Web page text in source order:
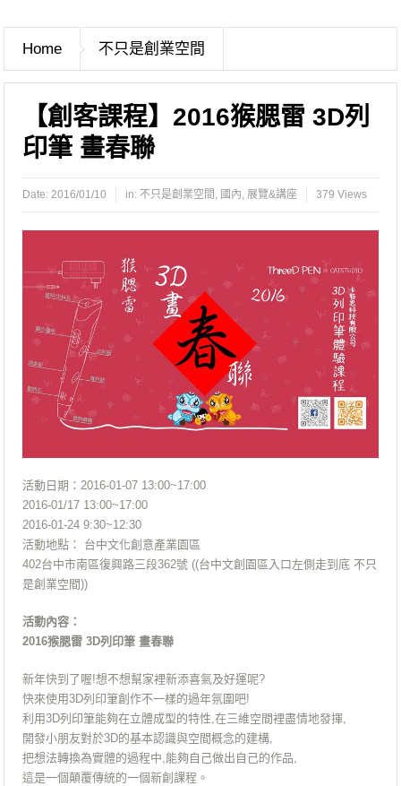
Home 不只是創業空間
【創客課程】2016猴腮雷 3D列
印筆 畫春聯
Date:2016/01/10 in: 不只是創業空間 , 國內, 展覽&講座 379 Views
活動日期：2016-01-07 13:00~17:00
2016-01/17 13:00~17:00
2016-01-24 9:30~12:30
活動地點： 台中文化創意產業園區
402台中市南區復興路三段362號 ((台中文創園區入口左側走到底 不只
是創業空間))
活動內容：
2016猴腮雷 3D列印筆 畫春聯
新年快到了喔!想不想幫家裡新添喜氣及好運呢?
快來使用3D列印筆創作不一樣的過年氛圍吧!
利用3D列印筆能夠在立體成型的特性,在三維空間裡盡情地發揮,
開發小朋友對於3D的基本認識與空間概念的建構,
把想法轉換為實體的過程中,能夠自己做出自己的作品,
這是一個顛覆傳統的一個新創課程。